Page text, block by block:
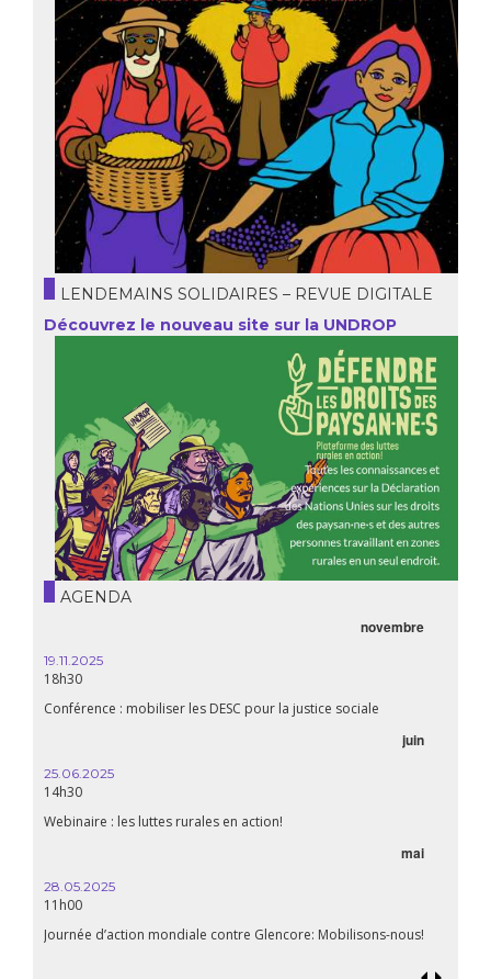
LENDEMAINS SOLIDAIRES – REVUE DIGITALE
Découvrez le nouveau site sur la UNDROP
AGENDA
novembre
19.11.2025
18h30
Conférence : mobiliser les DESC pour la justice sociale
juin
25.06.2025
14h30
Webinaire : les luttes rurales en action!
mai
28.05.2025
11h00
Journée d’action mondiale contre Glencore: Mobilisons-nous!